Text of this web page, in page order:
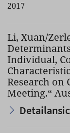
2017
Li, Xuan/
Individual,
Research on
Meeting.“